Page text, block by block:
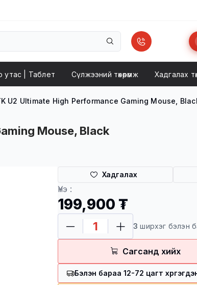
утас | Taблет Сүлжээний төхөөрөмж Хадгалах
U2 Ultimate High Performance Gaming Mouse,
Mouse, Black
Хадгалах
Үнэ :
199,900 ₮
3 ширхэг бэлэн
Сагсанд хийх
Бэлэн бараа 12-72 цагт
Төлбөр баталгаажсан
100,000 төгрөг болон
100,000 төгрөг дотор
Хүргэлтийн бүс